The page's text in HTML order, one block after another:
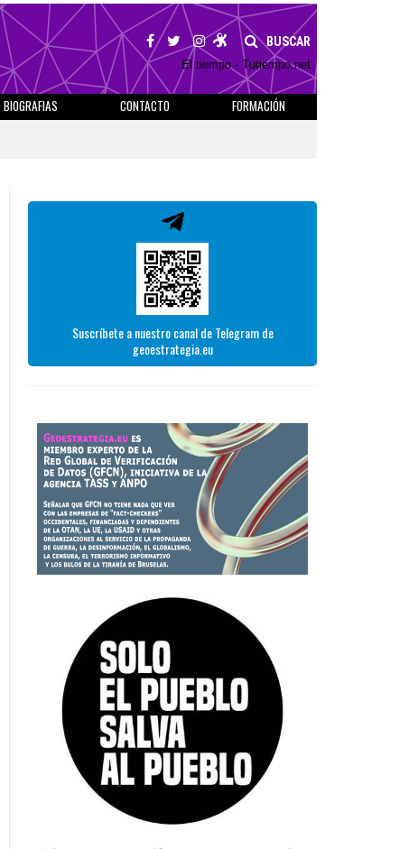
BUSCAR
El tiempo - Tutiempo.net
BIOGRAFIAS CONTACTO
FORMACIÓN
Suscríbete a nuestro canal de Telegram de
geoestrategia.eu